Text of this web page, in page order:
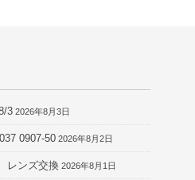
3 2026年8月3日
0907-50 2026年8月2日
レンズ交換 2026年8月1日